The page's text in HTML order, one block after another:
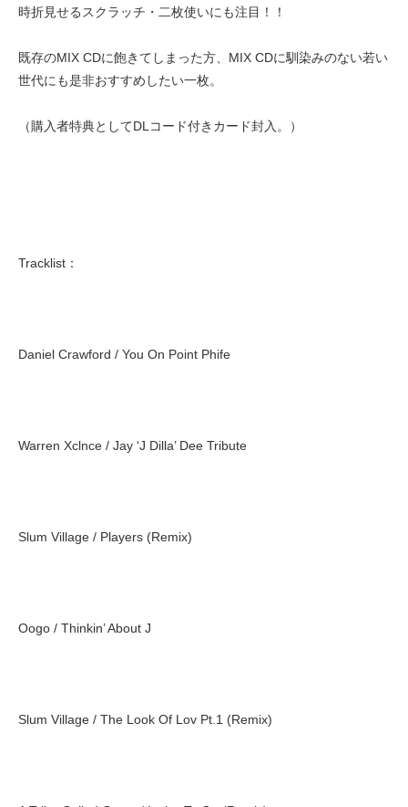
時折見せるスクラッチ・二枚使いにも注目！！
既存のMIX CDに飽きてしまった方、MIX CDに馴染みのない若い
世代にも是非おすすめしたい一枚。
（購入者特典としてDLコード付きカード封入。）
Tracklist：
Daniel Crawford / You On Point Phife
Warren Xclnce / Jay ‘J Dilla’ Dee Tribute
Slum Village / Players (Remix)
Oogo / Thinkin’ About J
Slum Village / The Look Of Lov Pt.1 (Remix)